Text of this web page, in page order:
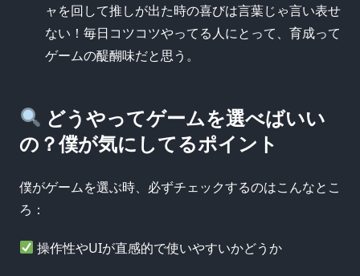
ャを回して推しが出た時の喜びは言葉じゃ言い表せ
ない！毎日コツコツやってる人にとって、育成って
ゲームの醍醐味だと思う。
どうやってゲームを選べばいい
の？僕が気にしてるポイント
僕がゲームを選ぶ時、必ずチェックするのはこんなとこ
ろ：
操作性やUIが直感的で使いやすいかどうか